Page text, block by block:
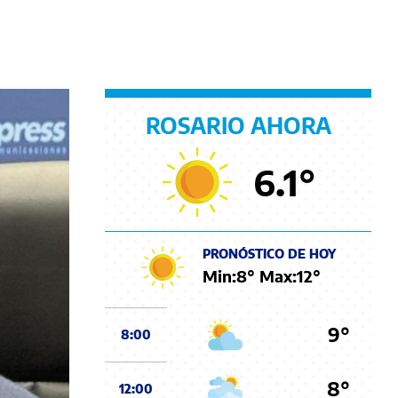
ROSARIO AHORA
6.1°
PRONÓSTICO DE HOY
Min:8° Max:12°
8:00 9°
12:00 8°